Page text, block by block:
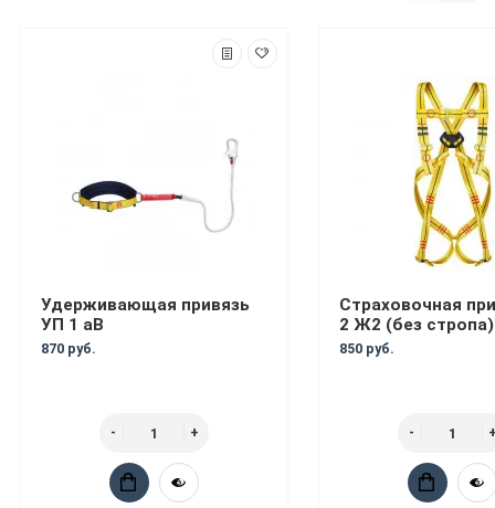
Удерживающая привязь
УП 1 аВ
870 руб.
Страховочная
2 Ж2 (без стропа)
850 руб.